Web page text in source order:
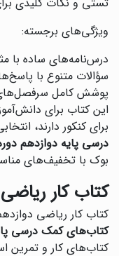
تستی و نکات کلیدی
ویژگی‌های برجسته:
درس‌نامه‌های ساده با
سؤالات متنوع با
پوشش کامل
این کتاب برای
برای کنکور دارند،
درسی پایه دوازدهم
بوک با تخفیف‌های
کتاب کار
کتاب کار ریاضی
کتاب‌های کمک درسی
کتاب‌های کار و تمرین